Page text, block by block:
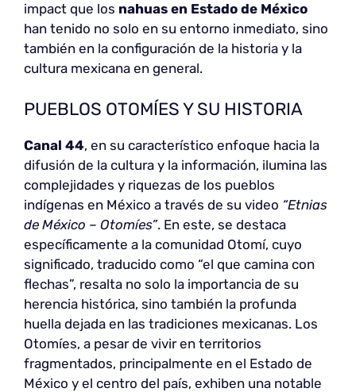
impact que los nahuas en Estado de México
han tenido no solo en su entorno inmediato, sino
también en la configuración de la historia y la
cultura mexicana en general.
PUEBLOS OTOMÍES Y SU HISTORIA
Canal 44, en su característico enfoque hacia la
difusión de la cultura y la información, ilumina las
complejidades y riquezas de los pueblos
indígenas en México a través de su video “Etnias
de México – Otomíes”. En este, se destaca
específicamente a la comunidad Otomí, cuyo
significado, traducido como “el que camina con
flechas”, resalta no solo la importancia de su
herencia histórica, sino también la profunda
huella dejada en las tradiciones mexicanas. Los
Otomíes, a pesar de vivir en territorios
fragmentados, principalmente en el Estado de
México y el centro del país, exhiben una notable